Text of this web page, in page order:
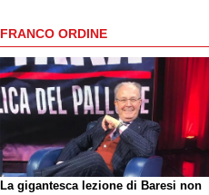
FRANCO ORDINE
La gigantesca lezione di Baresi non